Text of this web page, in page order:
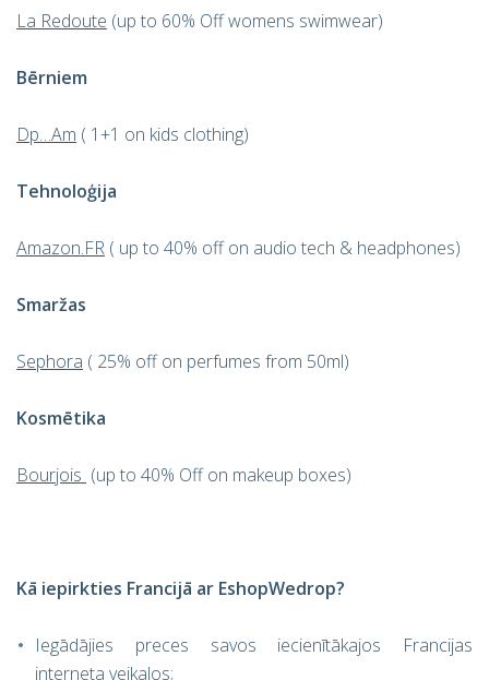
La Redoute (up to 60% Off womens swimwear)
Bērniem
Dp…Am ( 1+1 on kids clothing)
Tehnoloģija
Amazon.FR ( up to 40% off on audio tech & headphones)
Smaržas
Sephora ( 25% off on perfumes from 50ml)
Kosmētika
Bourjois (up to 40% Off on makeup boxes)
Kā iepirkties Francijā ar EshopWedrop?
Iegādājies preces savos iecienītākajos Francijas
interneta veikalos;